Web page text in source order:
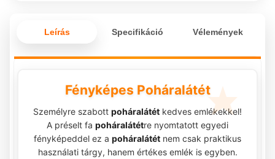
Leírás Specifikáció Vélemények
Fényképes Poháralátét
Személyre szabott poháralátét kedves emlékekkel!
A préselt fa poháralátétre nyomtatott egyedi
fényképeddel ez a poháralátét nem csak praktikus
használati tárgy, hanem értékes emlék is egyben.